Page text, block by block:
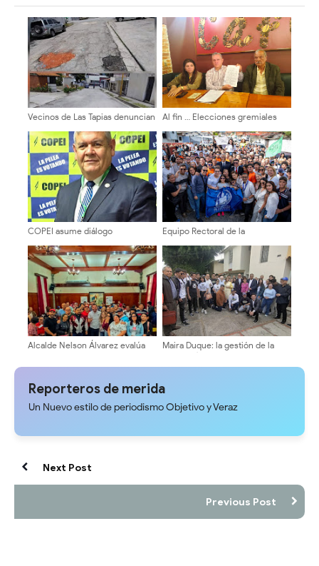
Vecinos de Las Tapias denuncian
asfaltado urgente
Al fin … Elecciones gremiales
del Colegio de Abogados de
Mérida
COPEI asume diálogo
vocación de unidad y exigencia
de resultados concretos
Equipo Rectoral de la
se inscribió en la ULA con acto
histórico de participación
Alcalde Nelson Álvarez evalúa
técnicos local
Maira Duque: la gestión de la
secretaría de la ULA será abierta
y transparente
Reporteros de merida
Un Nuevo estilo de periodismo Objetivo y Veraz
Next Post
Previous Post